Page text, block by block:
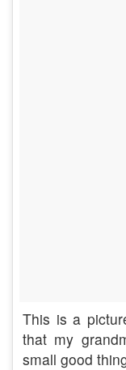
This is a
that my
small good